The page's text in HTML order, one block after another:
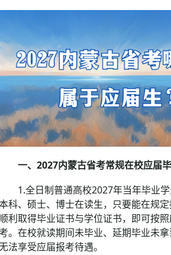
一、2027内蒙古省考常规在校应届
全日制普通高校2027年当年毕业学
科、硕士、博士在读生，只要能在规
利取得毕业证书与学位证书，即可按
。在校就读期间未毕业、延期毕业未拿
法享受应届报考待遇。